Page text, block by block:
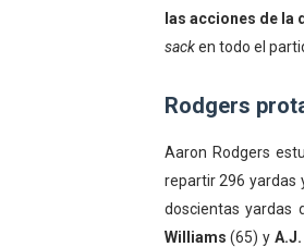
las acciones de la
sacken todo el
Rodgers
Aaron Rodgers
repartir 296 yardas
doscientas
Williams (65) y